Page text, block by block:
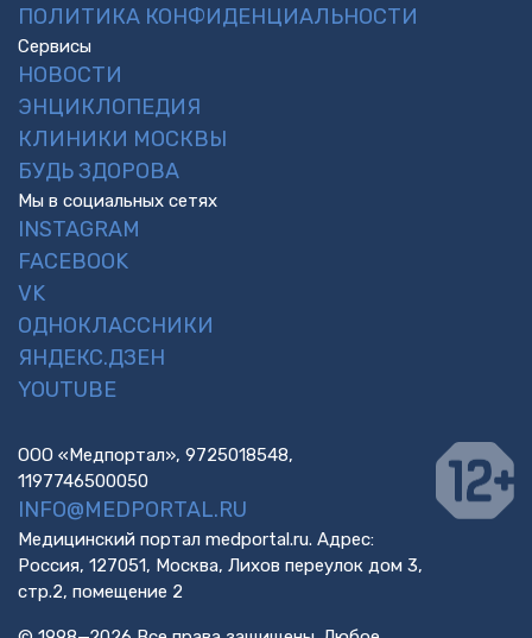
ПОЛИТИКА КОНФИДЕНЦИАЛЬНОСТИ
Сервисы
НОВОСТИ
ЭНЦИКЛОПЕДИЯ
КЛИНИКИ МОСКВЫ
БУДЬ ЗДОРОВА
Мы в социальных сетях
INSTAGRAM
FACEBOOK
VK
ОДНОКЛАССНИКИ
ЯНДЕКС.ДЗЕН
YOUTUBE
ООО «Медпортал», 9725018548,
1197746500050
INFO@MEDPORTAL.RU
Медицинский портал medportal.ru. Адрес:
Россия, 127051, Москва, Лихов переулок дом 3,
стр.2, помещение 2